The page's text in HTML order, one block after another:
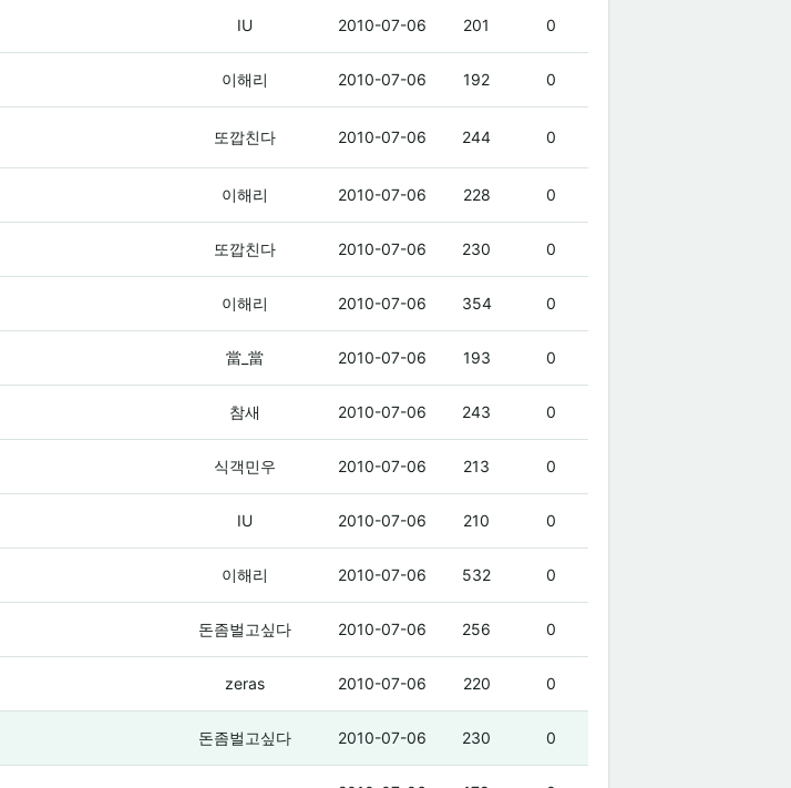
IU 2010-07-06 201 0
이해리 2010-07-06 192 0
또깝친다 2010-07-06 244 0
이해리 2010-07-06 228 0
또깝친다 2010-07-06 230 0
이해리 2010-07-06 354 0
當_當 2010-07-06 193 0
참새 2010-07-06 243 0
식객민우 2010-07-06 213 0
IU 2010-07-06 210 0
이해리 2010-07-06 532 0
돈좀벌고싶다 2010-07-06 256 0
zeras 2010-07-06 220 0
돈좀벌고싶다 2010-07-06 230 0